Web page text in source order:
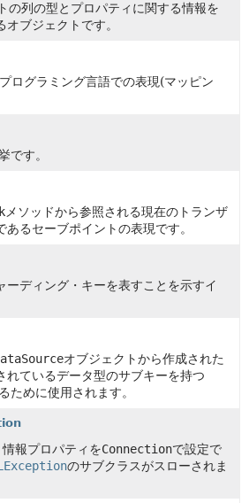
の列の型とプロパティに関する情報を
ブジェクトです。
ログラミング言語での表現(マッピン
です。
メソッドから参照される現在のトランザ
るセーブポイントの表現です。
ーディング・キーを表すことを示すイ
オブジェクトから作成された
れているデータ型のサブキーを持つ
ために使用されます。
報プロパティをConnectionで設定で
のサブクラスがスローされま